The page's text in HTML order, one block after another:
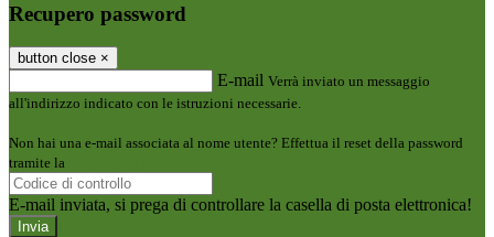
Recupero password
button close ×
E-mail Verrà inviato un messaggio
all'indirizzo indicato con le istruzioni necessarie.
Non hai una e-mail associata al nome utente? Effettua il reset della password
tramite la
E-mail inviata, si prega di controllare la casella di posta elettronica!